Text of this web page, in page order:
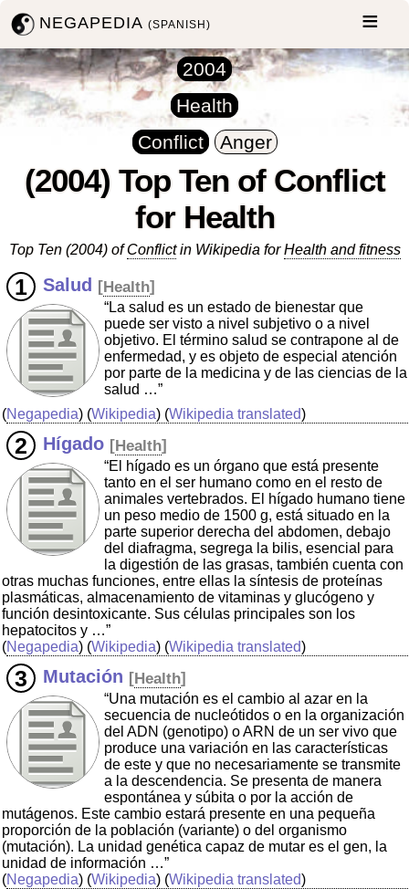
NEGAPEDIA(SPANISH)
2004
Health
Conflict
Anger
(2004) Top Ten of Conflict
for Health
Top Ten (2004) ofConflictin Wikipedia forHealth and fitness
Salud [Health]
“La salud es un estado de bienestar que
puede ser visto a nivel subjetivo o a nivel
objetivo. El término salud se contrapone al de
enfermedad, y es objeto de especial atención
por parte de la medicina y de las ciencias de la
salud …”
(Negapedia) (Wikipedia) (Wikipedia translated)
Hígado [Health]
“El hígado es un órgano que está presente
tanto en el ser humano como en el resto de
animales vertebrados. El hígado humano tiene
un peso medio de 1500 g, está situado en la
parte superior derecha del abdomen, debajo
del diafragma, segrega la bilis, esencial para
la digestión de las grasas, también cuenta con
otras muchas funciones, entre ellas la síntesis de proteínas
plasmáticas, almacenamiento de vitaminas y glucógeno y
función desintoxicante. Sus células principales son los
hepatocitos y …”
(Negapedia) (Wikipedia) (Wikipedia translated)
Mutación [Health]
“Una mutación es el cambio al azar en la
secuencia de nucleótidos o en la organización
del ADN (genotipo) o ARN de un ser vivo que
produce una variación en las características
de este y que no necesariamente se transmite
a la descendencia. Se presenta de manera
espontánea y súbita o por la acción de
mutágenos. Este cambio estará presente en una pequeña
proporción de la población (variante) o del organismo
(mutación). La unidad genética capaz de mutar es el gen, la
unidad de información …”
(Negapedia) (Wikipedia) (Wikipedia translated)